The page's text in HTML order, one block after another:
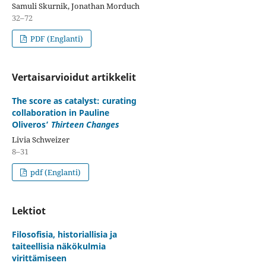
Samuli Skurnik, Jonathan Morduch
32–72
PDF (Englanti)
Vertaisarvioidut artikkelit
The score as catalyst: curating
collaboration in Pauline
Oliveros’ Thirteen Changes
Livia Schweizer
8–31
pdf (Englanti)
Lektiot
Filosofisia, historiallisia ja
taiteellisia näkökulmia
virittämiseen